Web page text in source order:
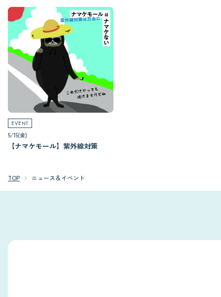
EVENT
5/15(金)
【ナマケモール】紫外線対策
TOP ニュース＆イベント